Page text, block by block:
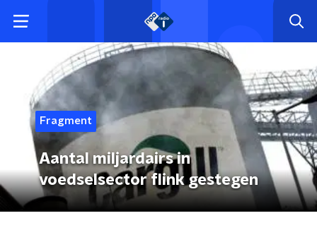
Fragment
Aantal miljardairs in
voedselsector flink gestegen